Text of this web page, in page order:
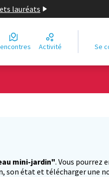
lauréats
Rencontres Activité Se
mini-jardin". Vous pourrez
son état et télécharger une